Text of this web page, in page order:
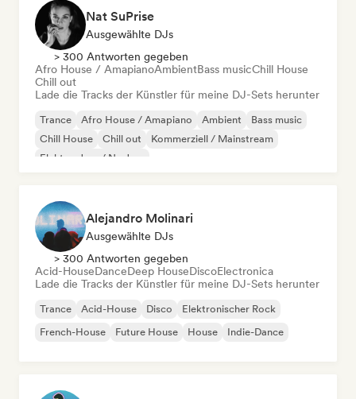
Nat SuPrise
Ausgewählte DJs
> 300 Antworten gegeben
Afro House / AmapianoAmbientBass musicChill House
Chill out
Lade die Tracks der Künstler für meine DJ-Sets herunter
Trance Afro House / Amapiano Ambient
Bass music
Chill House
Chill out
Kommerziell / Mainstream
Elektro-Jazz / Nu Jazz
Alejandro Molinari
Ausgewählte DJs
> 300 Antworten gegeben
Acid-HouseDanceDeep HouseDiscoElectronica
Lade die Tracks der Künstler für meine DJ-Sets herunter
Trance Acid-House Disco
Elektronischer Rock
French-House
Future House House Indie-Dance